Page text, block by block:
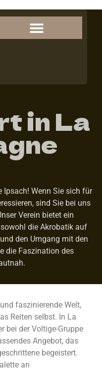
in La
Wenn Sie sich für
sind Sie bei uns
Verein bietet ein
die Akrobatik auf
den Umgang mit den
die Faszination des
faszinierende Welt,
Reiten selbst. In La
bei der Voltige-Gruppe
Angebot, das
begeistert.
an